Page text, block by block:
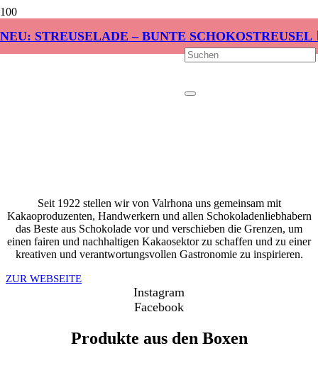
NEU: STREUSELADE – BUNTE SCHOKOSTREUSEL
Seit 1922 stellen wir von Valrhona uns gemeinsam mit
Kakaoproduzenten, Handwerkern und allen Schokoladenliebhabern
das Beste aus Schokolade vor und verschieben die Grenzen, um
einen fairen und nachhaltigen Kakaosektor zu schaffen und zu einer
kreativen und verantwortungsvollen Gastronomie zu inspirieren.
ZUR WEBSEITE
Instagram
Facebook
Produkte aus den Boxen